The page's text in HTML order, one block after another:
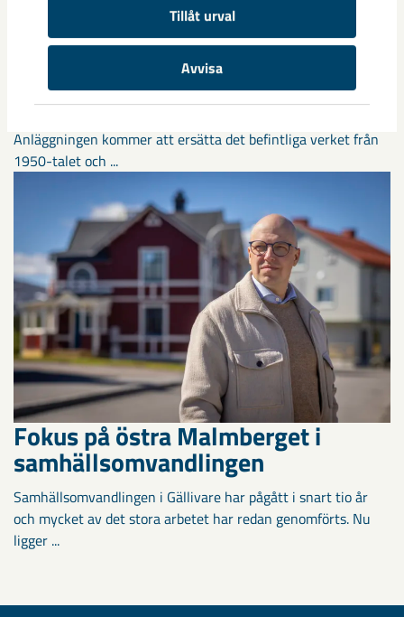
Tillåt urval
Avvisa
Nytt sovringsverk växer fram
Anläggningen kommer att ersätta det befintliga verket från
1950-talet och ...
Fokus på östra Malmberget i
samhällsomvandlingen
Samhällsomvandlingen i Gällivare har pågått i snart tio år
och mycket av det stora arbetet har redan genomförts. Nu
ligger ...